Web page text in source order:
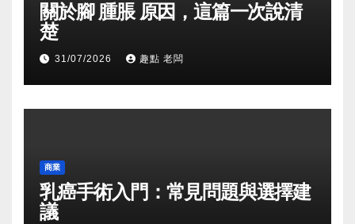
關於腳 腫脹 原因，這篇一次說清
楚
31/07/2026 趣點 老闆
商業
乳癌手術入門：常見問題與選擇建
議